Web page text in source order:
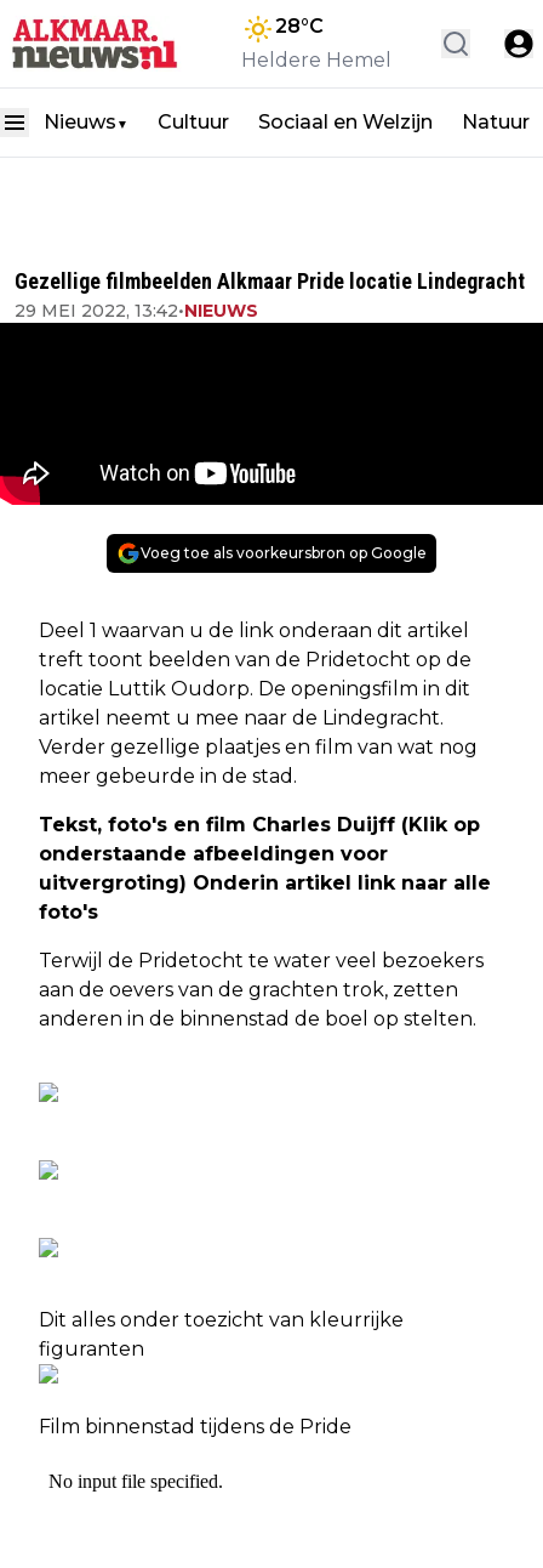
28°C
Heldere Hemel
Nieuws ▼ Cultuur Sociaal en Welzijn Natuur
Gezellige filmbeelden Alkmaar Pride locatie Lindegracht
29 MEI 2022, 13:42•NIEUWS
Voeg toe als voorkeursbron op Google
Deel 1 waarvan u de link onderaan dit artikel
treft toont beelden van de Pridetocht op de
locatie Luttik Oudorp. De openingsfilm in dit
artikel neemt u mee naar de Lindegracht.
Verder gezellige plaatjes en film van wat nog
meer gebeurde in de stad.
Tekst, foto's en film Charles Duijff (Klik op
onderstaande afbeeldingen voor
uitvergroting) Onderin artikel link naar alle
foto's
Terwijl de Pridetocht te water veel bezoekers
aan de oevers van de grachten trok, zetten
anderen in de binnenstad de boel op stelten.
Dit alles onder toezicht van kleurrijke
figuranten
Film binnenstad tijdens de Pride